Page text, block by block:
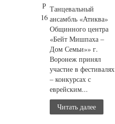
Р
16
Танцевальный
ансамбль «Атиква»
Общинного центра
«Бейт Мишпаха –
Дом Семьи»» г.
Воронеж принял
участие в фестивалях
– конкурсах с
еврейским...
Читать далее